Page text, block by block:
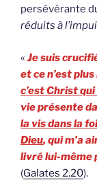
persévérante
réduits à
« Je suis
et ce n’est
c’est Christ
vie présente
la vis dans la
Dieu, qui m’a
livré lui-même
(Galates 2.20).